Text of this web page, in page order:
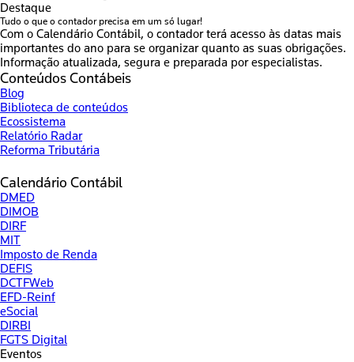
Destaque
Tudo o que o contador precisa em um só lugar!
Com o Calendário Contábil, o contador terá acesso às datas mais
importantes do ano para se organizar quanto as suas obrigações.
Informação atualizada, segura e preparada por especialistas.
Conteúdos Contábeis
Blog
Biblioteca de conteúdos
Ecossistema
Relatório Radar
Reforma Tributária
Calendário Contábil
DMED
DIMOB
DIRF
MIT
Imposto de Renda
DEFIS
DCTFWeb
EFD-Reinf
eSocial
DIRBI
FGTS Digital
Eventos